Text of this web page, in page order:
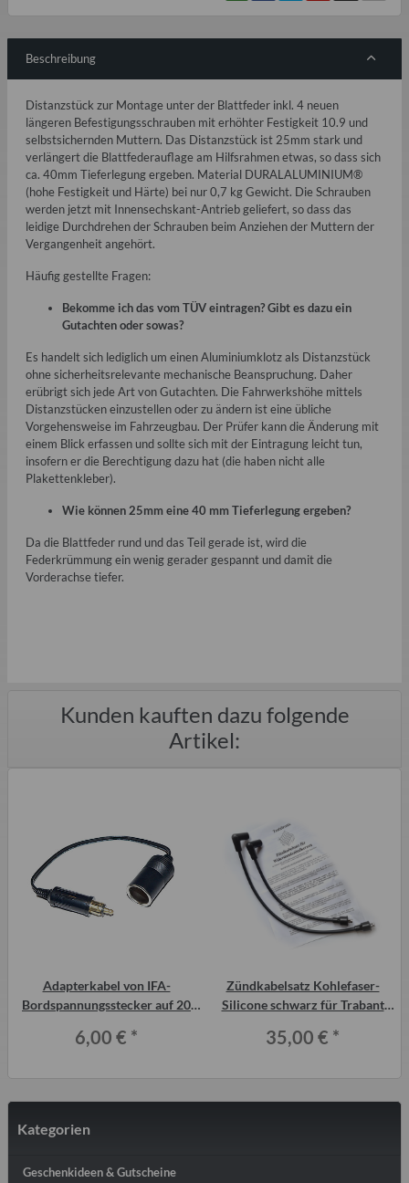
Beschreibung
Distanzstück zur Montage unter der Blattfeder inkl. 4 neuen
längeren Befestigungsschrauben mit erhöhter Festigkeit 10.9 und
selbstsichernden Muttern. Das Distanzstück ist 25mm stark und
verlängert die Blattfederauflage am Hilfsrahmen etwas, so dass sich
ca. 40mm Tieferlegung ergeben. Material DURALALUMINIUM®
(hohe Festigkeit und Härte) bei nur 0,7 kg Gewicht. Die Schrauben
werden jetzt mit Innensechskant-Antrieb geliefert, so dass das
leidige Durchdrehen der Schrauben beim Anziehen der Muttern der
Vergangenheit angehört.
Häufig gestellte Fragen:
Bekomme ich das vom TÜV eintragen? Gibt es dazu ein
Gutachten oder sowas?
Es handelt sich lediglich um einen Aluminiumklotz als Distanzstück
ohne sicherheitsrelevante mechanische Beanspruchung. Daher
erübrigt sich jede Art von Gutachten. Die Fahrwerkshöhe mittels
Distanzstücken einzustellen oder zu ändern ist eine übliche
Vorgehensweise im Fahrzeugbau. Der Prüfer kann die Änderung mit
einem Blick erfassen und sollte sich mit der Eintragung leicht tun,
insofern er die Berechtigung dazu hat (die haben nicht alle
Plakettenkleber).
Wie können 25mm eine 40 mm Tieferlegung ergeben?
Da die Blattfeder rund und das Teil gerade ist, wird die
Federkrümmung ein wenig gerader gespannt und damit die
Vorderachse tiefer.
Kunden kauften dazu folgende
Artikel:
Adapterkabel von IFA-
Bordspannungsstecker auf 20
6,00 € *
Zündkabelsatz Kohlefaser-
Silicone schwarz für Trabant
Widerstandszündkerzen
35,00 € *
Kategorien
Geschenkideen & Gutscheine